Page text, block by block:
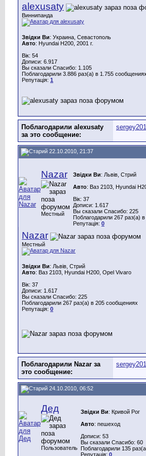
alexusaty
Виннипанда
Звідки Ви: Украина, Севастополь
Авто: Hyundai H200, 2001 г.
Вік: 54
Дописи: 6.917
Вы сказали Спасибо: 1.105
Поблагодарили 3.886 раз(а) в 1.755 сообщениях
Репутація: 1
Поблагодарили alexusaty
за это сообщение:
22.10.2010, 21:37
Nazar
Местный
Звідки Ви: Львів, Стрий
Авто: Ваз 2103, Hyundai
Вік: 37
Дописи: 1.617
Вы сказали Спасибо: 225
Поблагодарили 267 раз(а)
Репутація: 0
Nazar
Местный
Звідки Ви: Львів, Стрий
Авто: Ваз 2103, Hyundai H200, Opel Vivaro
Вік: 37
Дописи: 1.617
Вы сказали Спасибо: 225
Поблагодарили 267 раз(а) в 205 сообщениях
Репутація: 0
Поблагодарили Nazar за
это сообщение:
24.10.2010, 06:52
Дед
Пользователь
Звідки Ви: Кривой Рог
Авто: пешеход
Дописи: 53
Вы сказали Спасибо: 60
Поблагодарили 135
Репутація: 0